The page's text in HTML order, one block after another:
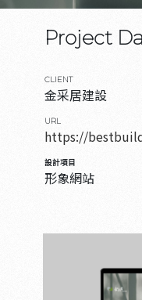
Project
CLIENT
金采居建設
URL
https://
設計項目
形象網站